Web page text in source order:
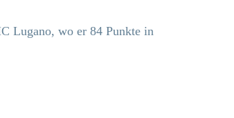
Lugano, wo er 84 Punkte in